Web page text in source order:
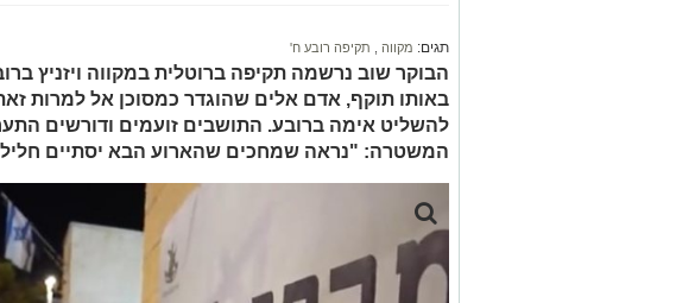
תגים: מקווה תקיפה רובע ח'
הבוקר שוב נרשמה תקיפה ברוטלית במקווה ויזניץ
באותו תוקף, אדם אלים שהוגדר כמסוכן אל למרות
להשליט אימה ברובע. התושבים זועמים ודורשים
המשטרה: "נראה שמחכים שהארוע הבא יסתיים